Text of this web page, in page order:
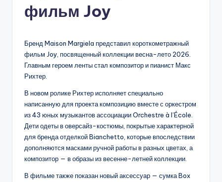
фильм Joy
Бренд Maison Margiela представил короткометражный
фильм Joy, посвященный коллекции весна-лето 2026.
Главным героем ленты стал композитор и пианист Макс
Рихтер.
В новом ролике Рихтер исполняет специально
написанную для проекта композицию вместе с оркестром
из 43 юных музыкантов ассоциации Orchestre à l’École.
Дети одеты в оверсайз-костюмы, покрытые характерной
для бренда отделкой Bianchetto, которые впоследствии
дополняются масками ручной работы в разных цветах, а
композитор — в образы из весенне-летней коллекции.
В фильме также показан новый аксессуар — сумка Box